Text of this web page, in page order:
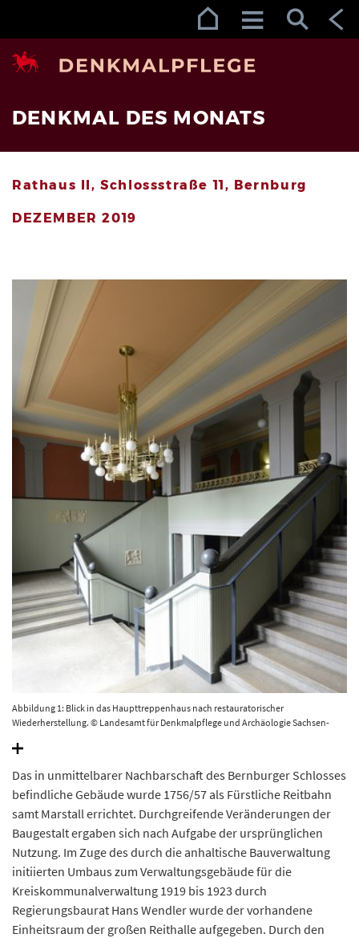
DENKMAL DES MONATS
Rathaus II, Schlossstraße 11, Bernburg
DEZEMBER 2019
Abbildung 1: Blick in das Haupttreppenhaus nach restauratorischer
Wiederherstellung. © Landesamt für Denkmalpflege und Archäologie Sachsen-
Das in unmittelbarer Nachbarschaft des Bernburger Schlosses
befindliche Gebäude wurde 1756/57 als Fürstliche Reitbahn
samt Marstall errichtet. Durchgreifende Veränderungen der
Baugestalt ergaben sich nach Aufgabe der ursprünglichen
Nutzung. Im Zuge des durch die anhaltische Bauverwaltung
initiierten Umbaus zum Verwaltungsgebäude für die
Kreiskommunalverwaltung 1919 bis 1923 durch
Regierungsbaurat Hans Wendler wurde der vorhandene
Einheitsraum der großen Reithalle aufgegeben. Durch den